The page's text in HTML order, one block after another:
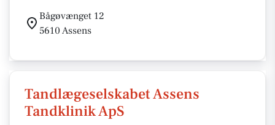
Bågøvænget 12
5610 Assens
Tandlægeselskabet Assens
Tandklinik ApS